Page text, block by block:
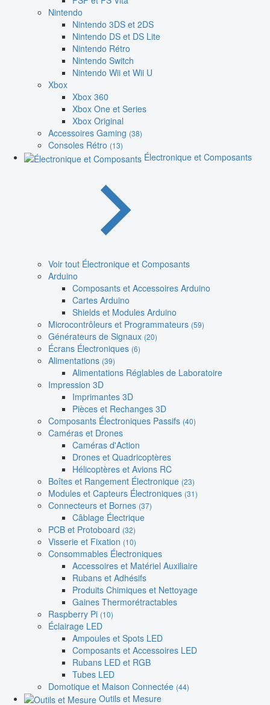
Nintendo
Nintendo 3DS et 2DS
Nintendo DS et DS Lite
Nintendo Rétro
Nintendo Switch
Nintendo Wii et Wii U
Xbox
Xbox 360
Xbox One et Series
Xbox Original
Accessoires Gaming (38)
Consoles Rétro (13)
Électronique et Composants
Voir tout Électronique et Composants
Arduino
Composants et Accessoires Arduino
Cartes Arduino
Shields et Modules Arduino
Microcontrôleurs et Programmateurs (59)
Générateurs de Signaux (20)
Écrans Électroniques (6)
Alimentations (39)
Alimentations Réglables de Laboratoire
Impression 3D
Imprimantes 3D
Pièces et Rechanges 3D
Composants Électroniques Passifs (40)
Caméras et Drones
Caméras d'Action
Drones et Quadricoptères
Hélicoptères et Avions RC
Boîtes et Rangement Électronique (23)
Modules et Capteurs Électroniques (31)
Connecteurs et Bornes (37)
Câblage Électrique
PCB et Protoboard (32)
Visserie et Fixation (10)
Consommables Électroniques
Accessoires et Matériel Auxiliaire
Rubans et Adhésifs
Produits Chimiques et Nettoyage
Gaines Thermorétractables
Raspberry Pi (10)
Éclairage LED
Ampoules et Spots LED
Composants et Accessoires LED
Rubans LED et RGB
Tubes LED
Domotique et Maison Connectée (44)
Outils et Mesure